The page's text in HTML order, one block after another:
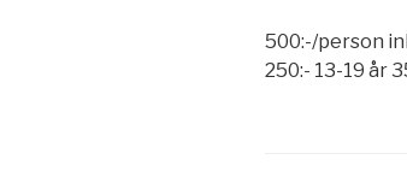
500:-/person
250:- 13-19 år